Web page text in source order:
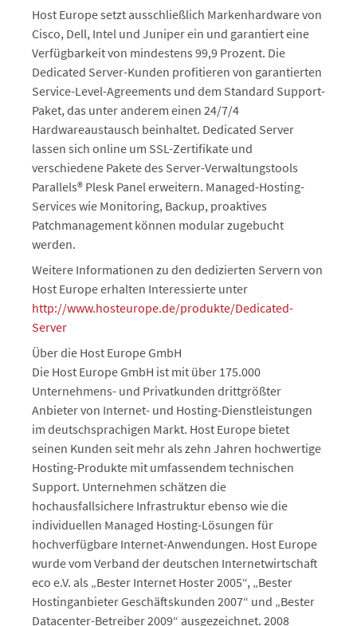
Host Europe setzt ausschließlich Markenhardware von
Cisco, Dell, Intel und Juniper ein und garantiert eine
Verfügbarkeit von mindestens 99,9 Prozent. Die
Dedicated Server-Kunden profitieren von garantierten
Service-Level-Agreements und dem Standard Support-
Paket, das unter anderem einen 24/7/4
Hardwareaustausch beinhaltet. Dedicated Server
lassen sich online um SSL-Zertifikate und
verschiedene Pakete des Server-Verwaltungstools
Parallels® Plesk Panel erweitern. Managed-Hosting-
Services wie Monitoring, Backup, proaktives
Patchmanagement können modular zugebucht
werden.
Weitere Informationen zu den dedizierten Servern von
Host Europe erhalten Interessierte unter
http://www.hosteurope.de/produkte/Dedicated-
Server
Über die Host Europe GmbH
Die Host Europe GmbH ist mit über 175.000
Unternehmens- und Privatkunden drittgrößter
Anbieter von Internet- und Hosting-Dienstleistungen
im deutschsprachigen Markt. Host Europe bietet
seinen Kunden seit mehr als zehn Jahren hochwertige
Hosting-Produkte mit umfassendem technischen
Support. Unternehmen schätzen die
hochausfallsichere Infrastruktur ebenso wie die
individuellen Managed Hosting-Lösungen für
hochverfügbare Internet-Anwendungen. Host Europe
wurde vom Verband der deutschen Internetwirtschaft
eco e.V. als „Bester Internet Hoster 2005“, „Bester
Hostinganbieter Geschäftskunden 2007“ und „Bester
Datacenter-Betreiber 2009“ ausgezeichnet. 2008